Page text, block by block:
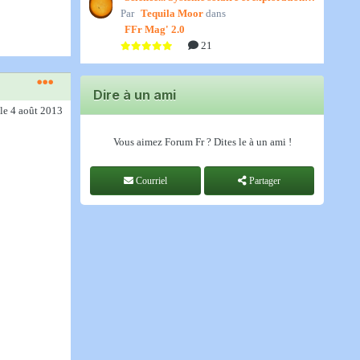
le 4 août 2013
spatiale, par Jedino
Par Tequila Moor dans
FFr Mag' 2.0
21
Dire à un ami
Vous aimez Forum Fr ? Dites le à un ami !
Courriel Partager